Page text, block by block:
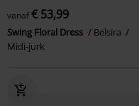
vanaf€ 53,99
Swing Floral Dress
Belsira
Midi-jurk